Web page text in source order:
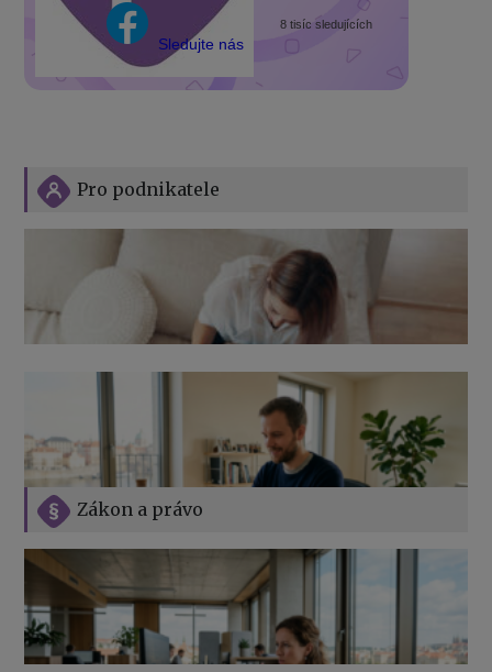
Sledujte nás
8 tisíc sledujících
Zákon a právo
Pro podnikatele
Jak na podnikání při rodičovské dovolené
Přehledy pro OSSZ a zdravotní pojišťovny – jak na ně
v roce 2026